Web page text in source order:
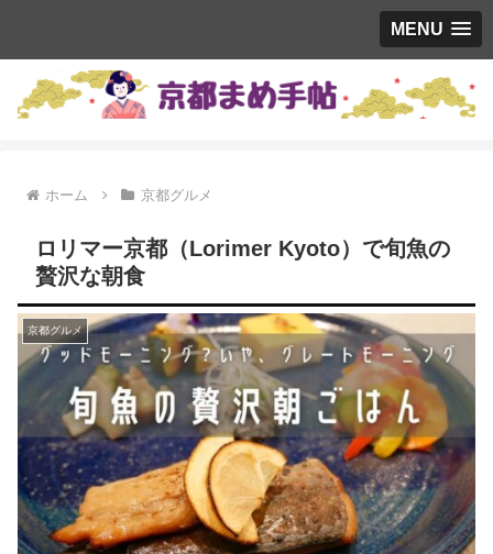
MENU
ホーム 京都グルメ
ロリマー京都（Lorimer Kyoto）で旬魚の
贅沢な朝食
京都グルメ